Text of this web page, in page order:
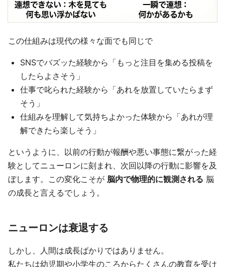
この仕組みは現代の様々な面でも同じで
SNSでバズッた経験から「もっと注目を集める投稿を
したらよさそう」
仕事で叱られた経験から「あれを放置していたらまず
そう」
仕組みを理解して気持ちよかった体験から「あれが理
解できたら楽しそう」
というように、以前の行動が報酬や悪い事態に繋がった経
験としてニューロンに刻まれ、次回以降の行動に影響を及
ぼします。この変化こそが 脳内で物理的に観測される 脳
の成長と言えるでしょう。
ニューロンは衰退する
しかし、人間は成長ばかりではありません。
私たちは幼児期や小学生のころからたくさんの教育を受け